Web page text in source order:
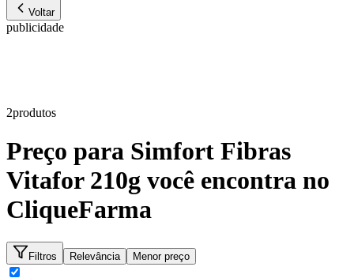
Voltar
publicidade
2produtos
Preço para Simfort Fibras
Vitafor 210g você encontra no
CliqueFarma
Filtros Relevância Menor preço